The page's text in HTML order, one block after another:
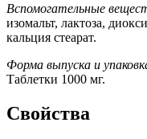
Вспомогательные
изомальт, лактоза,
кальция стеарат.
Форма выпуска и
Таблетки 1000 мг.
Свойства